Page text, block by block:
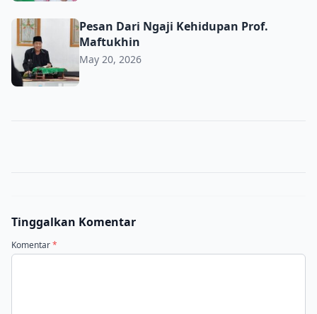
Pesan Dari Ngaji Kehidupan Prof. Maftukhin
Pesan Dari Ngaji Kehidupan Prof.
Maftukhin
May 20, 2026
Tinggalkan Komentar
Komentar*